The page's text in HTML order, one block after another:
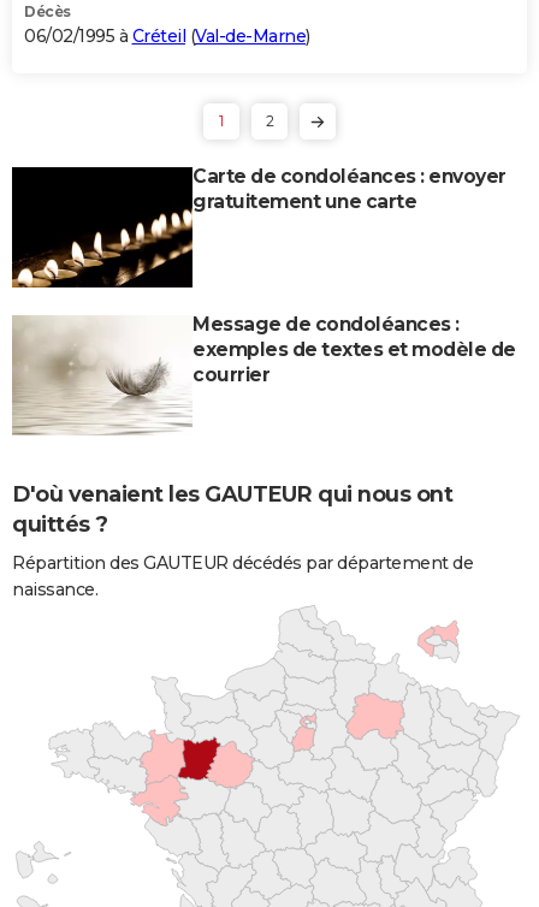
Décès
06/02/1995 à Créteil (Val-de-Marne)
1 2
Carte de condoléances : envoyer
gratuitement une carte
Message de condoléances :
exemples de textes et modèle de
courrier
D'où venaient les GAUTEUR qui nous ont
quittés ?
Répartition des GAUTEUR décédés par département de
naissance.